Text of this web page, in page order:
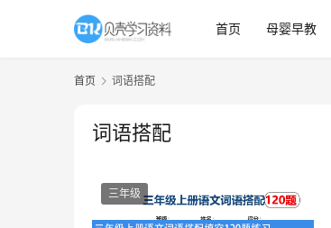
首页 母婴早教
首页 词语搭配
词语搭配
三年级